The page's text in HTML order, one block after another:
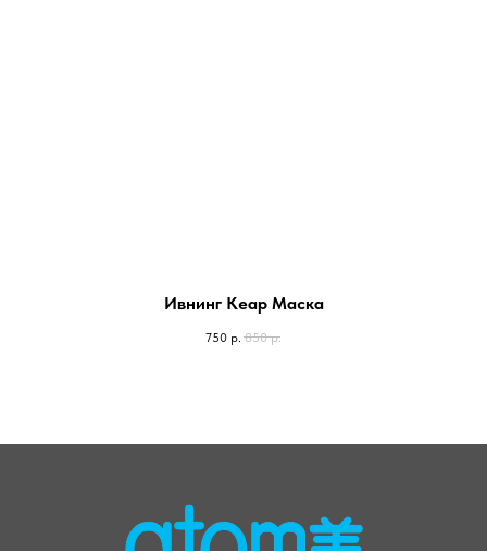
Ивнинг Кеар Маска
750 р. 850 р.